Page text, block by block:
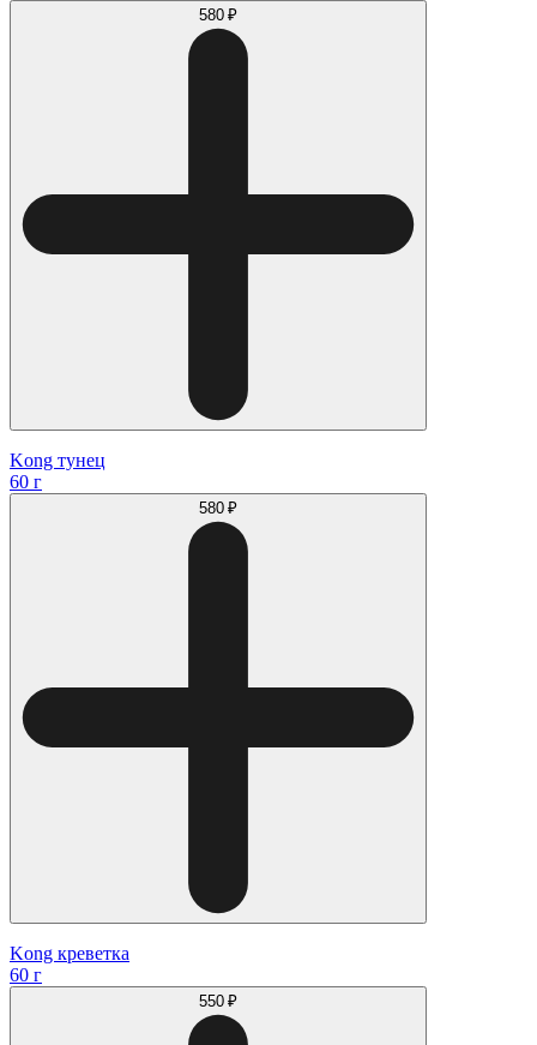
580 ₽
Kong тунец
60 г
580 ₽
Kong креветка
60 г
550 ₽